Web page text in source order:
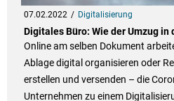
07.02.2022 Digitalisierung
Digitales Büro: Wie der Umzug in
Online am selben Dokument
Ablage digital organisieren oder
erstellen und versenden – die
Unternehmen zu einem